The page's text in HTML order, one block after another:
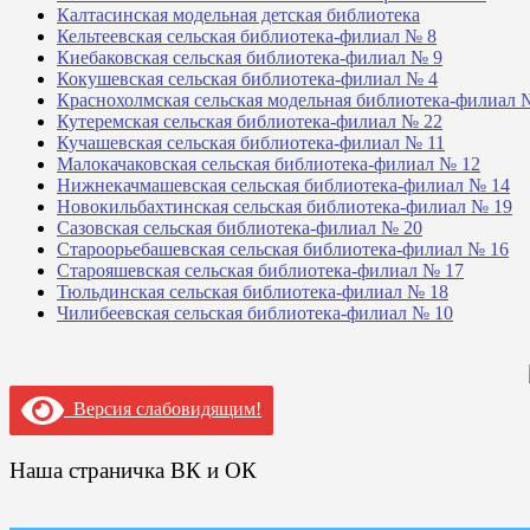
Калтасинская модельная детская библиотека
Кельтеевская сельская библиотека-филиал № 8
Киебаковская сельская библиотека-филиал № 9
Кокушевская сельская библиотека-филиал № 4
Краснохолмская сельская модельная библиотека-филиал
Кутеремская сельская библиотека-филиал № 22
Кучашевская сельская библиотека-филиал № 11
Малокачаковская сельская библиотека-филиал № 12
Нижнекачмашевская сельская библиотека-филиал № 14
Новокильбахтинская сельская библиотека-филиал № 19
Сазовская сельская библиотека-филиал № 20
Староорьебашевская сельская библиотека-филиал № 16
Старояшевская сельская библиотека-филиал № 17
Тюльдинская сельская библиотека-филиал № 18
Чилибеевская сельская библиотека-филиал № 10
Версия слабовидящим!
Наша страничка ВК и ОК